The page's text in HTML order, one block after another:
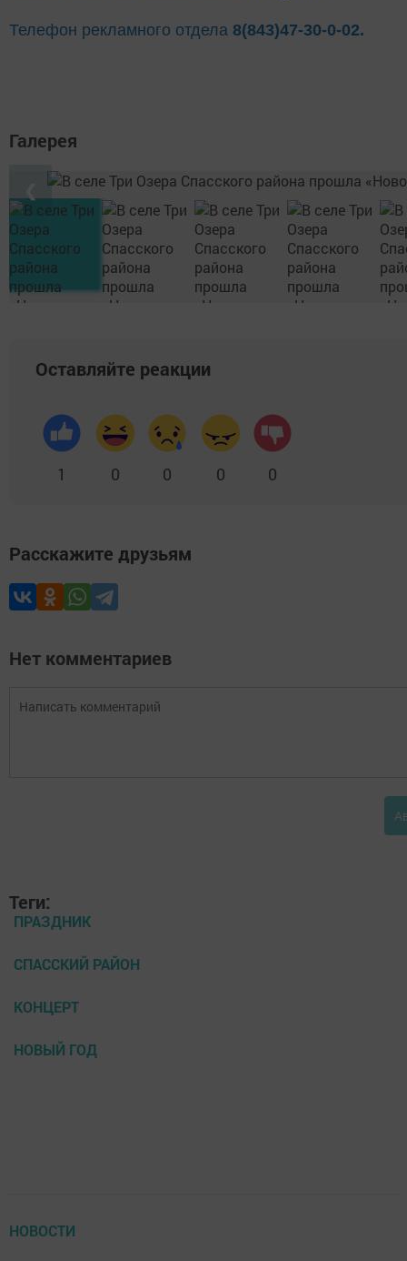
Телефон рекламного отдела 8(843)47-30-0-02.
Галерея
Оставляйте реакции
1 0 0 0 0
Расскажите друзьям
Нет комментариев
Теги:
ПРАЗДНИК
СПАССКИЙ РАЙОН
КОНЦЕРТ
НОВЫЙ ГОД
НОВОСТИ